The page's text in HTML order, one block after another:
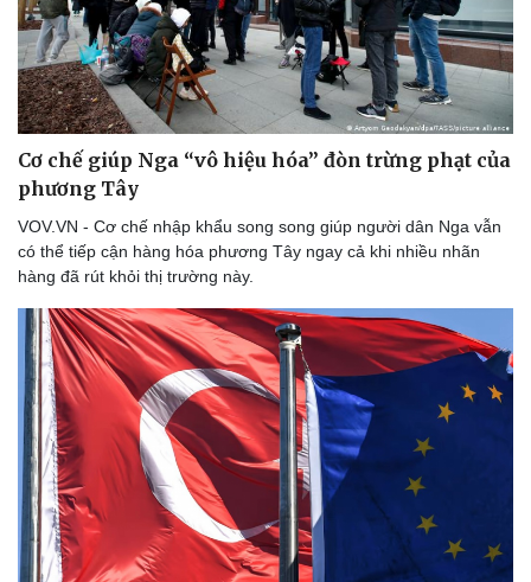
Cơ chế giúp Nga “vô hiệu hóa” đòn trừng phạt của
phương Tây
VOV.VN - Cơ chế nhập khẩu song song giúp người dân Nga vẫn
có thể tiếp cận hàng hóa phương Tây ngay cả khi nhiều nhãn
hàng đã rút khỏi thị trường này.